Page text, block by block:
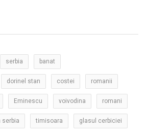
serbia banat
dorinel stan costei romanii
Eminescu voivodina romani
serbia timisoara glasul cerbiciei